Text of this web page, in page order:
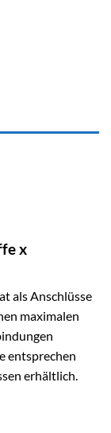
x
als Anschlüsse
maximalen
entsprechen
erhältlich.